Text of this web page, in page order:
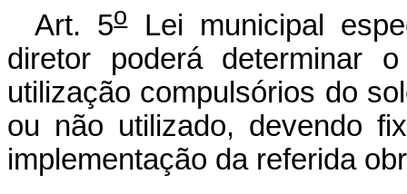
Art. 5oLei municipal
diretor poderá determinar
utilização compulsórios do
ou não utilizado, devendo
implementação da referida